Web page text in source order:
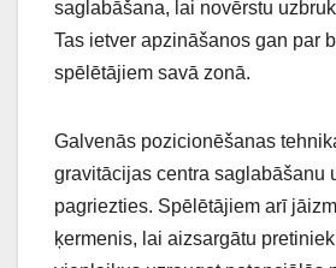
saglabāšana, lai novērstu
Tas ietver apzināšanos gan par
spēlētājiem savā zonā.
Galvenās pozicionēšanas
gravitācijas centra saglabāšanu
pagriezties. Spēlētājiem arī
ķermenis, lai aizsargātu